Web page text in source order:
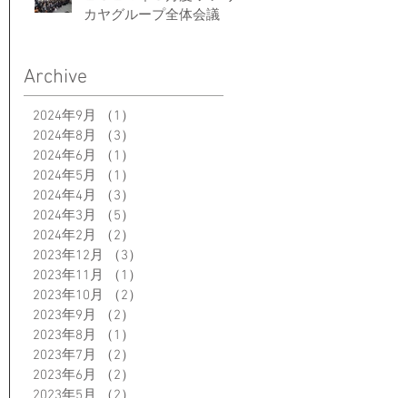
カヤグループ全体会議
Archive
2024年9月 （1）
2024年8月
（3）
2024年6月
（1）
2024年5月
（1）
2024年4月
（3）
2024年3月
（5）
2024年2月
（2）
2023年12月
（3）
2023年11月
（1）
2023年10月
（2）
2023年9月
（2）
2023年8月
（1）
2023年7月
（2）
2023年6月
（2）